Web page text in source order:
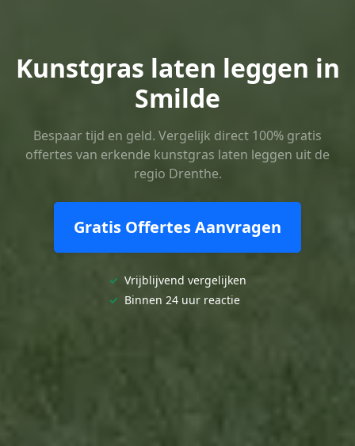
Kunstgras laten leggen in
Smilde
Bespaar tijd en geld. Vergelijk direct 100% gratis
offertes van erkende kunstgras laten leggen uit de
regio Drenthe.
Gratis Offertes Aanvragen
✓ Vrijblijvend vergelijken
✓ Binnen 24 uur reactie